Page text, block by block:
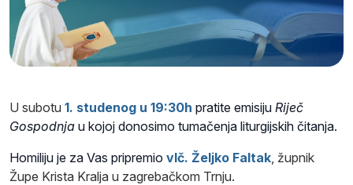
U subotu 1. studenog u 19:30h pratite emisiju Riječ
Gospodnja u kojoj donosimo tumačenja liturgijskih čitanja.
Homiliju je za Vas pripremio vlč. Željko Faltak , župnik
Župe Krista Kralja u zagrebačkom Trnju.